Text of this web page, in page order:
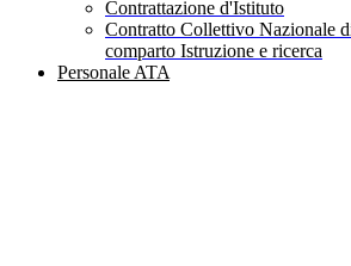
Contrattazione d'Istituto
Contratto Collettivo Nazionale
comparto Istruzione e ricerca
Personale ATA